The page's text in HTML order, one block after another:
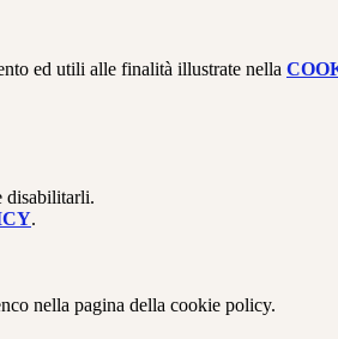
ed utili alle finalità illustrate nella
disabilitarli.
.
nella pagina della cookie policy.